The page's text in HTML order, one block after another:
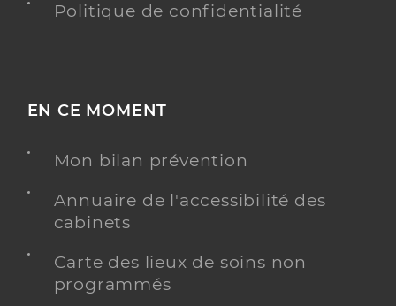
Politique de confidentialité
EN CE MOMENT
Mon bilan prévention
Annuaire de l'accessibilité des
cabinets
Carte des lieux de soins non
programmés